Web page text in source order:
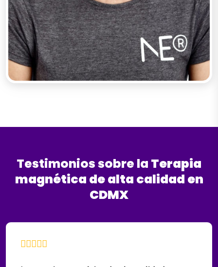
Testimonios sobre la Terapia
magnética dealta calidad en
CDMX